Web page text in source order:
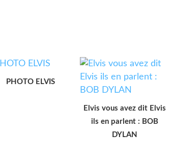
PHOTO ELVIS
Elvis vous avez dit Elvis
ils en parlent : BOB
DYLAN